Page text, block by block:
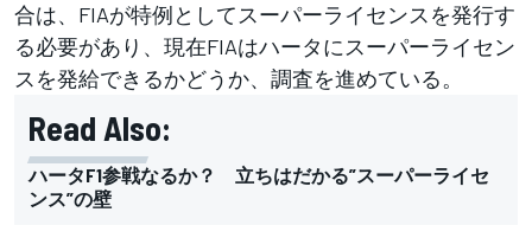
合は、FIAが特例としてスーパーライセンスを発行す
る必要があり、現在FIAはハータにスーパーライセン
スを発給できるかどうか、調査を進めている。
Read Also:
ハータF1参戦なるか？ 立ちはだかる”スーパーライセ
ンス”の壁